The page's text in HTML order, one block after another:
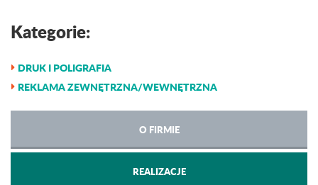
Kategorie:
DRUK I POLIGRAFIA
REKLAMA ZEWNĘTRZNA/WEWNĘTRZNA
O FIRMIE
REALIZACJE